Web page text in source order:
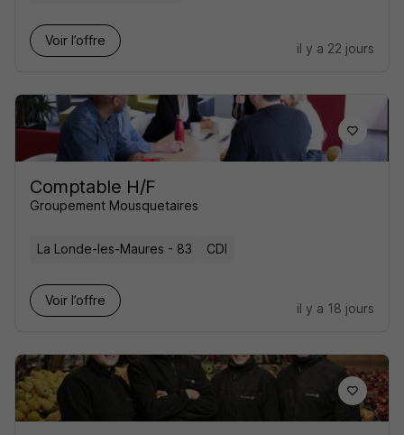
Voir l’offre
il y a 22 jours
Comptable H/F
Groupement Mousquetaires
La Londe-les-Maures - 83 CDI
Voir l’offre
il y a 18 jours